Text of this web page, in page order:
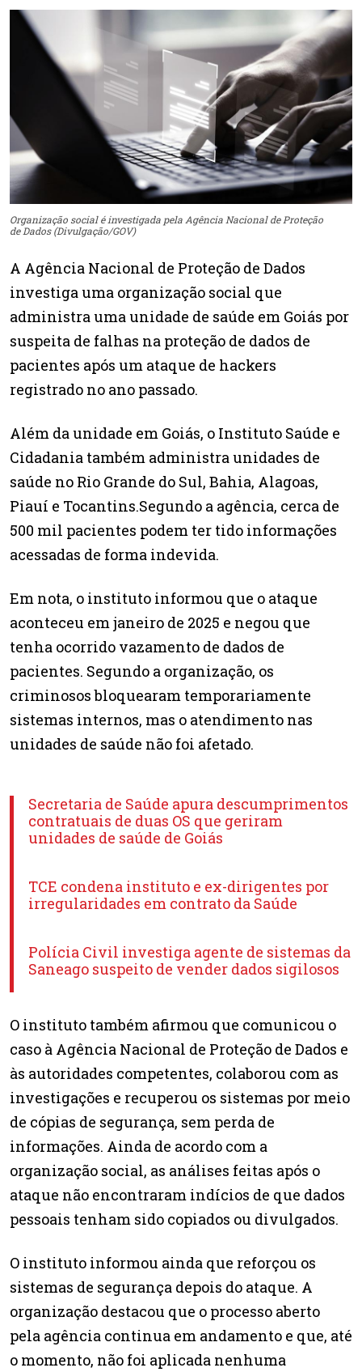
Organização social é investigada pela Agência Nacional de Proteção
de Dados (Divulgação/GOV)
A Agência Nacional de Proteção de Dados
investiga uma organização social que
administra uma unidade de saúde em Goiás por
suspeita de falhas na proteção de dados de
pacientes após um ataque de hackers
registrado no ano passado.
Além da unidade em Goiás, o Instituto Saúde e
Cidadania também administra unidades de
saúde no Rio Grande do Sul, Bahia, Alagoas,
Piauí e Tocantins.Segundo a agência, cerca de
500 mil pacientes podem ter tido informações
acessadas de forma indevida.
Em nota, o instituto informou que o ataque
aconteceu em janeiro de 2025 e negou que
tenha ocorrido vazamento de dados de
pacientes. Segundo a organização, os
criminosos bloquearam temporariamente
sistemas internos, mas o atendimento nas
unidades de saúde não foi afetado.
Secretaria de Saúde apura descumprimentos
contratuais de duas OS que geriram
unidades de saúde de Goiás
TCE condena instituto e ex-dirigentes por
irregularidades em contrato da Saúde
Polícia Civil investiga agente de sistemas da
Saneago suspeito de vender dados sigilosos
O instituto também afirmou que comunicou o
caso à Agência Nacional de Proteção de Dados e
às autoridades competentes, colaborou com as
investigações e recuperou os sistemas por meio
de cópias de segurança, sem perda de
informações. Ainda de acordo com a
organização social, as análises feitas após o
ataque não encontraram indícios de que dados
pessoais tenham sido copiados ou divulgados.
O instituto informou ainda que reforçou os
sistemas de segurança depois do ataque. A
organização destacou que o processo aberto
pela agência continua em andamento e que, até
o momento, não foi aplicada nenhuma